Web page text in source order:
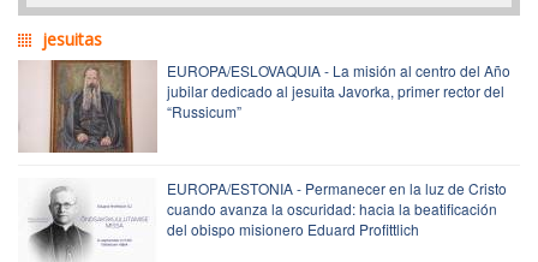
jesuitas
EUROPA/ESLOVAQUIA - La misión al centro del Año
jubilar dedicado al jesuita Javorka, primer rector del
“Russicum”
EUROPA/ESTONIA - Permanecer en la luz de Cristo
cuando avanza la oscuridad: hacia la beatificación
del obispo misionero Eduard Profittlich